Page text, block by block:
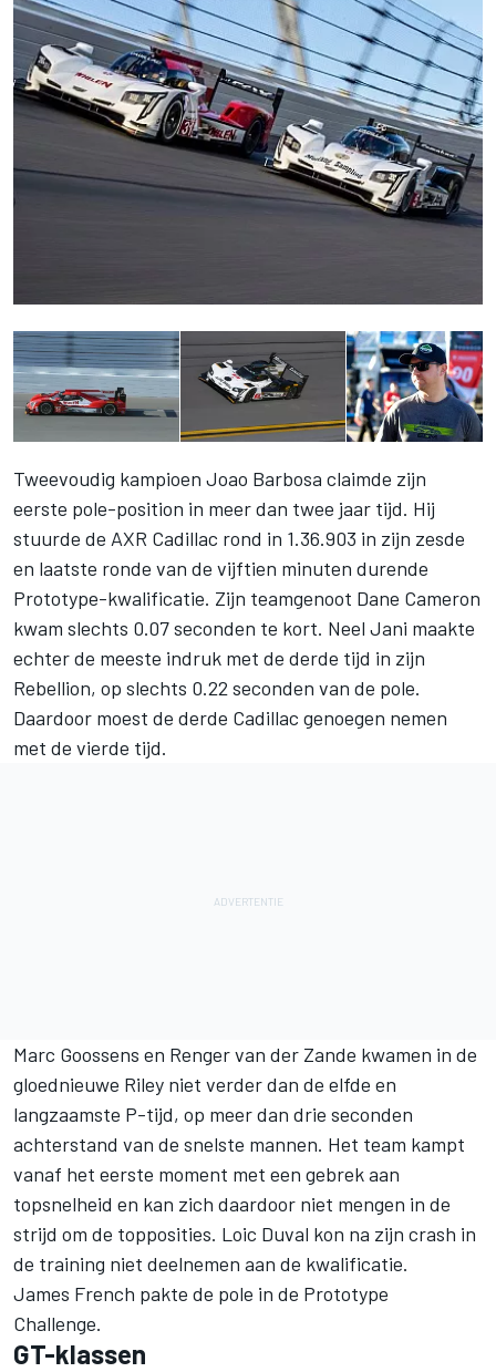
Tweevoudig kampioen Joao Barbosa claimde zijn
eerste pole-position in meer dan twee jaar tijd. Hij
stuurde de AXR Cadillac rond in 1.36.903 in zijn zesde
en laatste ronde van de vijftien minuten durende
Prototype-kwalificatie. Zijn teamgenoot Dane Cameron
kwam slechts 0.07 seconden te kort. Neel Jani maakte
echter de meeste indruk met de derde tijd in zijn
Rebellion, op slechts 0.22 seconden van de pole.
Daardoor moest de derde Cadillac genoegen nemen
met de vierde tijd.
Marc Goossens en Renger van der Zande kwamen in de
gloednieuwe Riley niet verder dan de elfde en
langzaamste P-tijd, op meer dan drie seconden
achterstand van de snelste mannen. Het team kampt
vanaf het eerste moment met een gebrek aan
topsnelheid en kan zich daardoor niet mengen in de
strijd om de topposities. Loic Duval kon na zijn crash in
de training niet deelnemen aan de kwalificatie.
James French pakte de pole in de Prototype
Challenge.
GT-klassen